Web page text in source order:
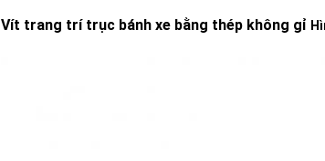
Vít trang trí trục bánh xe bằng thép không gỉ